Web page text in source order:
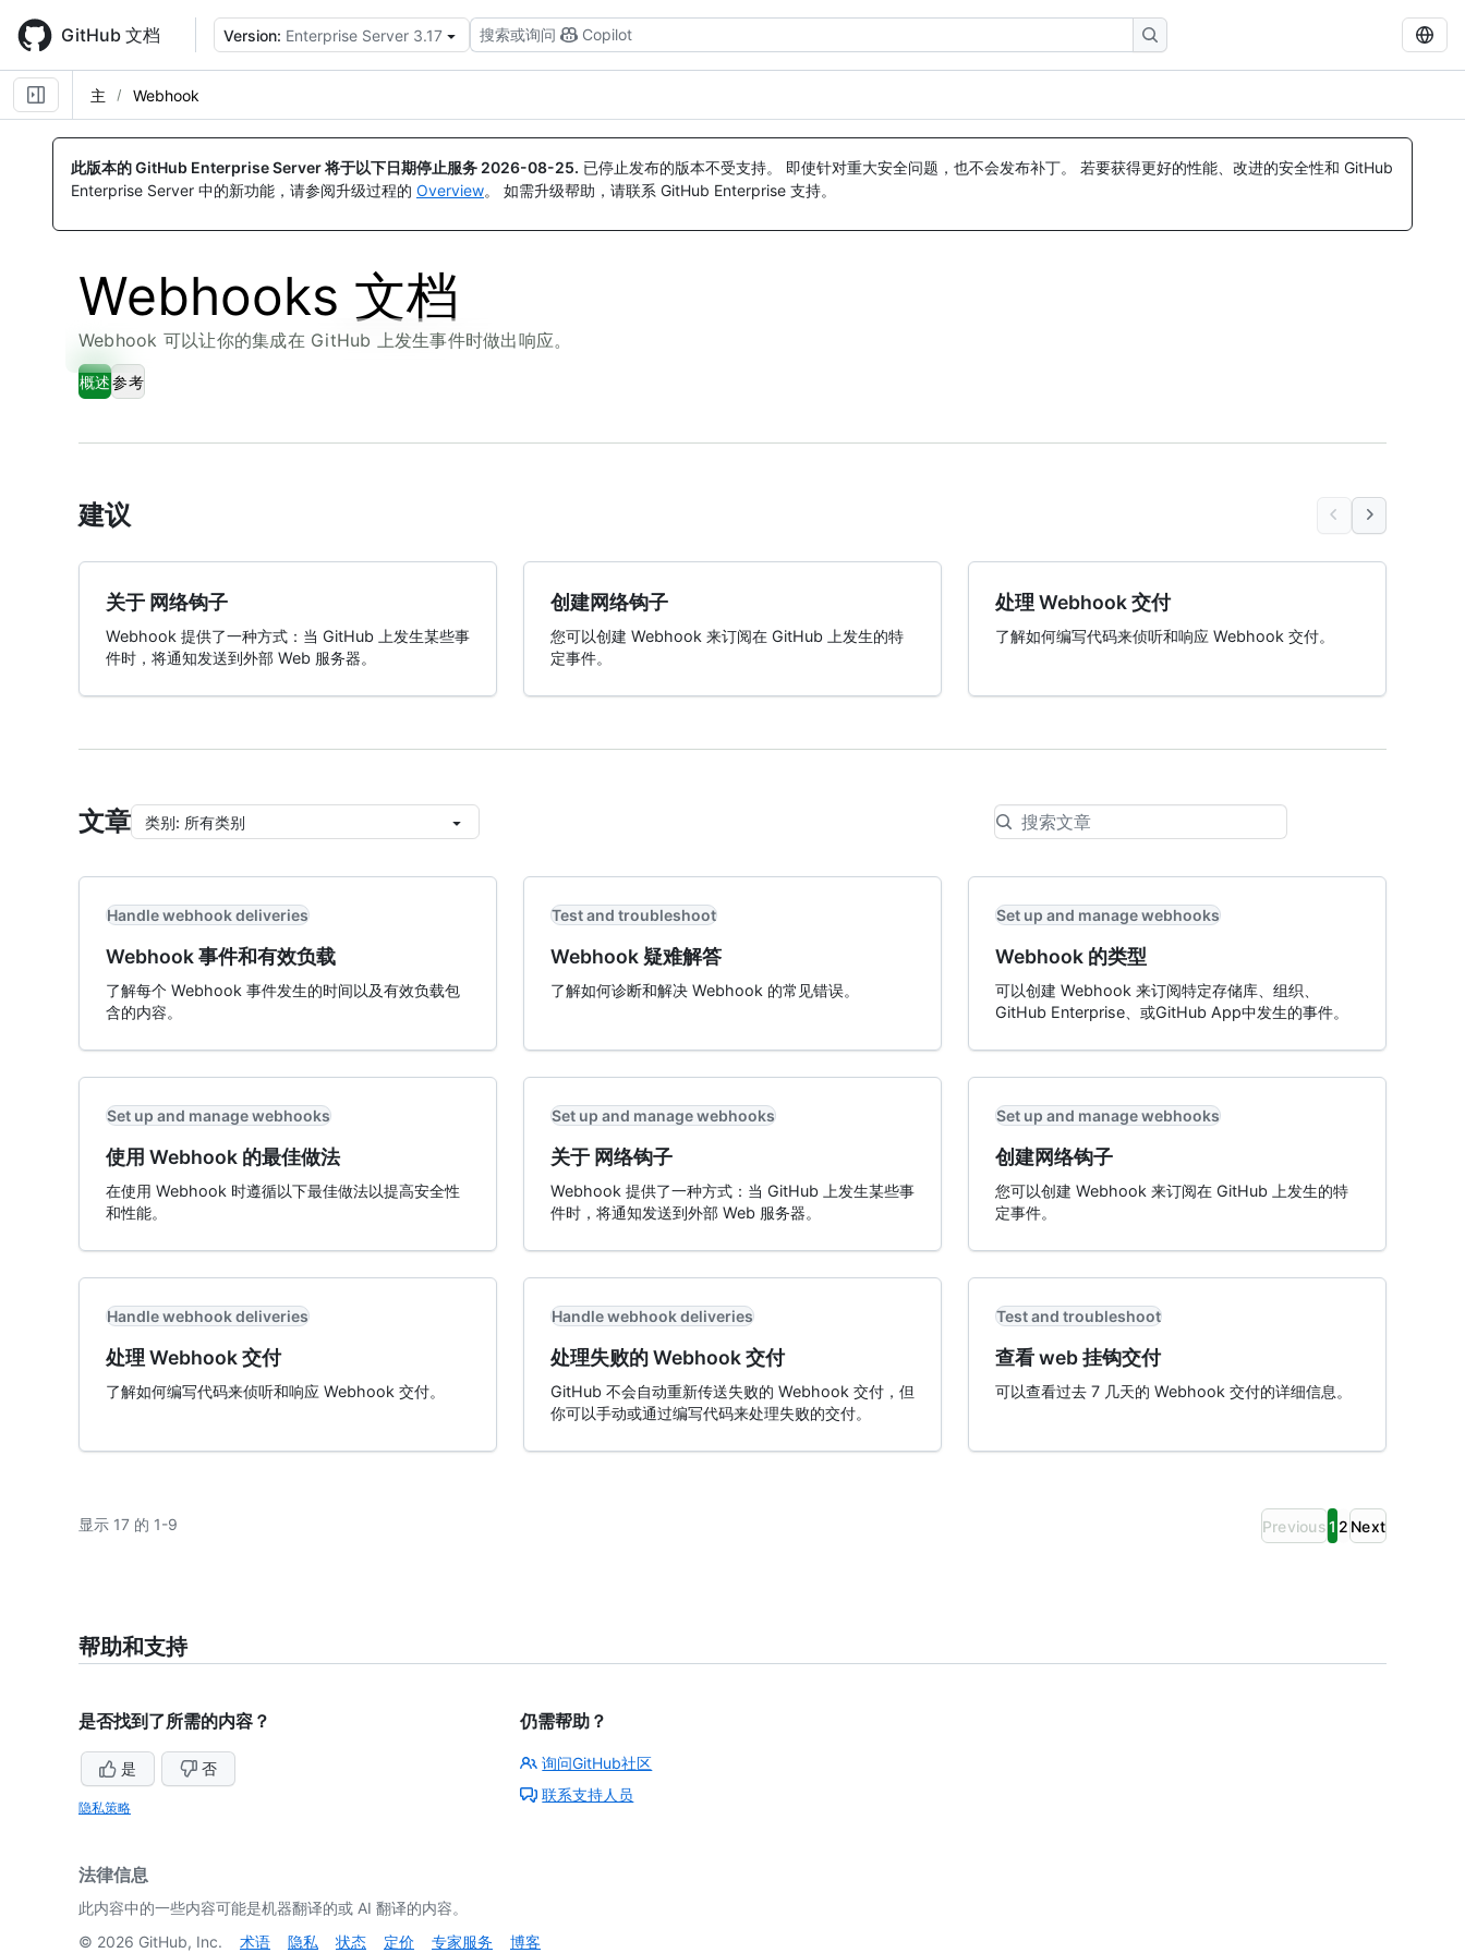
main
content
GitHub 文档 Version: Enterprise Server 3.17 搜索或询问 Copilot
主 Webhook
此版本的 GitHub Enterprise Server 将于以下日期停止服务 2026-08-25. 已停止发布的版本不受支持。 即使针对重大安全问题，也不会发布补丁。 若要获得更好的性能、改进的安全性和 GitHub
Enterprise Server 中的新功能，请参阅升级过程的 Overview。 如需升级帮助，请联系 GitHub Enterprise 支持。
Webhooks 文档
Webhook 可以让你的集成在 GitHub 上发生事件时做出响应。
概述 参考
建议
关于 网络钩子
Webhook 提供了一种方式：当 GitHub 上发生某些事
件时，将通知发送到外部 Web 服务器。
创建网络钩子
您可以创建 Webhook 来订阅在 GitHub 上发生的特
定事件。
处理 Webhook 交付
了解如何编写代码来侦听和响应 Webhook 交付。
文章 类别: 所有类别
Handle webhook deliveries
Webhook 事件和有效负载
了解每个 Webhook 事件发生的时间以及有效负载包
含的内容。
Test and troubleshoot
Webhook 疑难解答
了解如何诊断和解决 Webhook 的常见错误。
Set up and manage webhooks
Webhook 的类型
可以创建 Webhook 来订阅特定存储库、组织、
GitHub Enterprise、或GitHub App中发生的事件。
Set up and manage webhooks
使用 Webhook 的最佳做法
在使用 Webhook 时遵循以下最佳做法以提高安全性
和性能。
Set up and manage webhooks
关于 网络钩子
Webhook 提供了一种方式：当 GitHub 上发生某些事
件时，将通知发送到外部 Web 服务器。
Set up and manage webhooks
创建网络钩子
您可以创建 Webhook 来订阅在 GitHub 上发生的特
定事件。
Handle webhook deliveries
处理 Webhook 交付
了解如何编写代码来侦听和响应 Webhook 交付。
Handle webhook deliveries
处理失败的 Webhook 交付
GitHub 不会自动重新传送失败的 Webhook 交付，但
你可以手动或通过编写代码来处理失败的交付。
Test and troubleshoot
查看 web 挂钩交付
可以查看过去 7 几天的 Webhook 交付的详细信息。
显示 17 的 1-9 Previous1 2 Next
帮助和支持
是否找到了所需的内容？
是 否
隐私策略
仍需帮助？
询问GitHub社区
联系支持人员
法律信息
此内容中的一些内容可能是机器翻译的或 AI 翻译的内容。
© 2026 GitHub, Inc. 术语 隐私 状态 定价 专家服务 博客